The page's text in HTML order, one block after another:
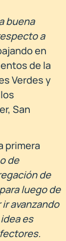
buena
a
en
de la
Verdes y
San
primera
de
de
luego de
avanzando
es